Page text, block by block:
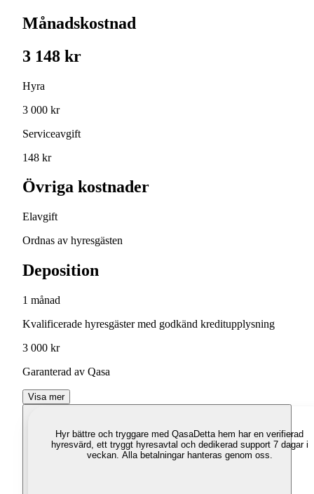
Månadskostnad
3 148 kr
Hyra
3 000 kr
Serviceavgift
148 kr
Övriga kostnader
Elavgift
Ordnas av hyresgästen
Deposition
1 månad
Kvalificerade hyresgäster med godkänd kreditupplysning
3 000 kr
Garanterad av Qasa
Visa mer
Hyr bättre och tryggare med QasaDetta hem har en verifierad
hyresvärd, ett tryggt hyresavtal och dedikerad support 7 dagar i
veckan. Alla betalningar hanteras genom oss.